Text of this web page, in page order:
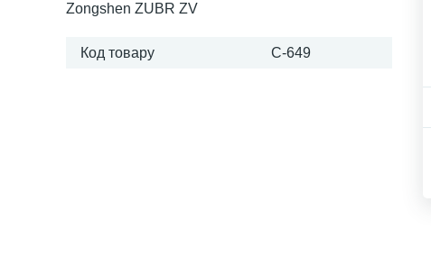
Zongshen ZUBR ZV
Код товару C-649